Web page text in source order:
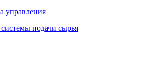
управления
подачи сырья